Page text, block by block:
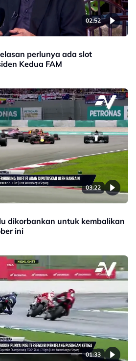
02:52
perlunya ada slot
Kedua FAM
03:22
dikorbankan untuk kembalikan
ini
01:33